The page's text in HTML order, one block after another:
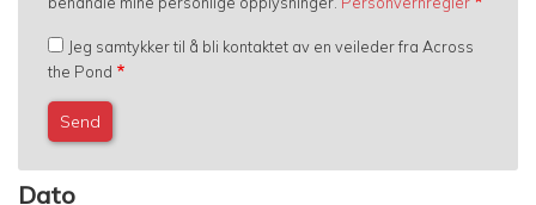
Jeg samtykker til å bli kontaktet av en veileder fra Across
the Pond
Dato